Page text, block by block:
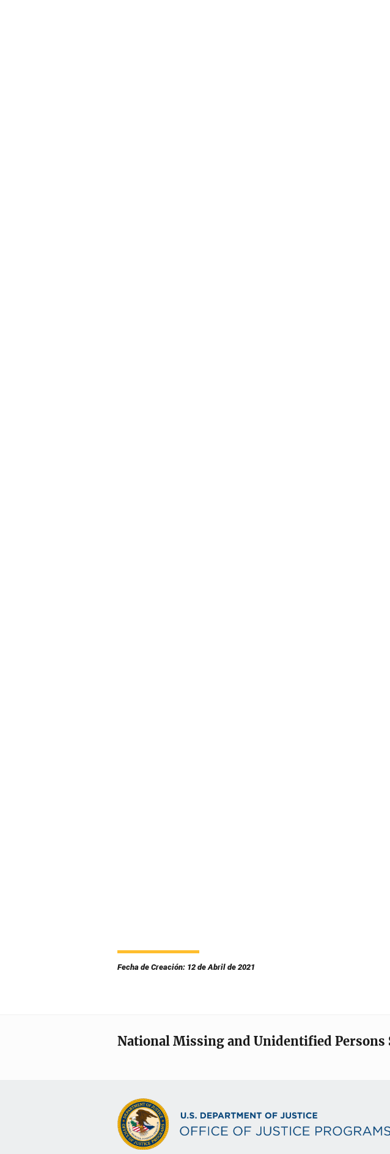
Fecha de Creación: 12 de Abril de 2021
National Missing and Unidentified Persons